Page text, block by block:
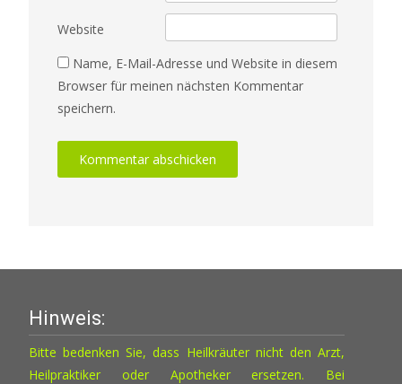
Website
Name, E-Mail-Adresse und Website in diesem
Browser für meinen nächsten Kommentar
speichern.
Hinweis:
Bitte bedenken Sie, dass Heilkräuter nicht den Arzt,
Heilpraktiker oder Apotheker ersetzen. Bei